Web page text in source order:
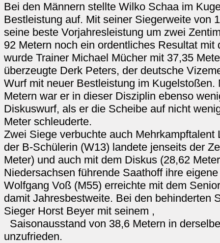
Bei den Männern stellte Wilko Schaa im
Bestleistung auf. Mit seiner Siegerweite von
seine beste Vorjahresleistung um zwei
92 Metern noch ein ordentliches Resultat
wurde Trainer Michael Mücher mit 37,35
überzeugte Derk Peters, der deutsche
Wurf mit neuer Bestleistung im Kugelstoßen.
Metern war er in dieser Disziplin ebenso
Diskuswurf, als er die Scheibe auf nicht
Meter schleuderte.
Zwei Siege verbuchte auch Mehrkampftalent
der B-Schülerin (W13) landete jenseits der
Meter) und auch mit dem Diskus (28,62
Niedersachsen führende Saathoff ihre
Wolfgang Voß (M55) erreichte mit dem
damit Jahresbestweite. Bei den behinderten
Sieger Horst Beyer mit seinem ,
Saisonausstand von 38,6 Metern in
unzufrieden.